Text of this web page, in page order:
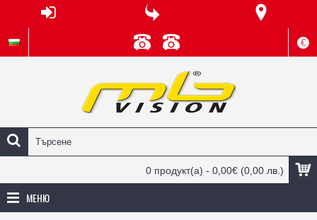
€
0 продукт(а) - 0,00€ (0,00 лв.)
МЕНЮ